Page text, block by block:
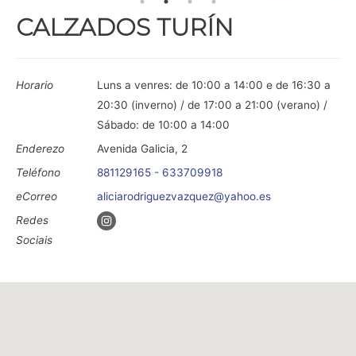
CALZADOS TURÍN
Horario
Luns a venres: de 10:00 a 14:00 e de 16:30 a
20:30 (inverno) / de 17:00 a 21:00 (verano) /
Sábado: de 10:00 a 14:00
Enderezo
Avenida Galicia, 2
Teléfono
881129165 - 633709918
eCorreo
aliciarodriguezvazquez@yahoo.es
Redes
Sociais